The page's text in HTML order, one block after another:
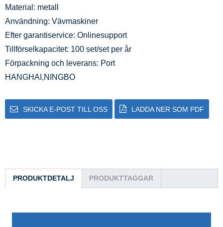
Material: metall
Användning: Vävmaskiner
Efter garantiservice: Onlinesupport
Tillförselkapacitet: 100 set/set per år
Förpackning och leverans: Port
HANGHAI,NINGBO
SKICKA E-POST TILL OSS LADDA NER SOM PDF
PRODUKTDETALJ PRODUKTTAGGAR